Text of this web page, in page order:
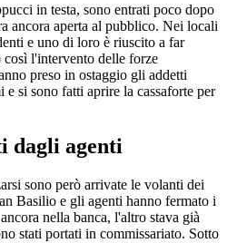
in testa, sono entrati poco dopo
ancora aperta al pubblico. Nei locali
e uno di loro è riuscito a far
così l'intervento delle forze
preso in ostaggio gli addetti
si sono fatti aprire la cassaforte per
dagli agenti
sono però arrivate le volanti dei
Basilio e gli agenti hanno fermato i
nella banca, l'altro stava già
stati portati in commissariato. Sotto